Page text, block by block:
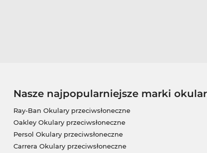
Nasze najpopularniejsze marki
Ray-Ban Okulary przeciwsłoneczne
Oakley Okulary przeciwsłoneczne
Persol Okulary przeciwsłoneczne
Carrera Okulary przeciwsłoneczne